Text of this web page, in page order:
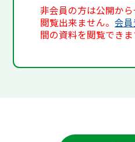
非会員の方は公開か
閲覧出来ません。会
間の資料を閲覧できま